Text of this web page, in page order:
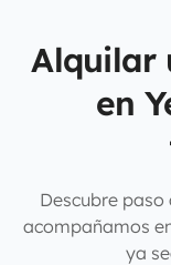
Alquilar
en
Descubre
acompañamos
ya